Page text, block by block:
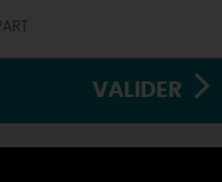
VALIDER